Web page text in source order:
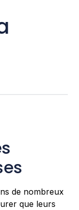
de nombreux
que leurs